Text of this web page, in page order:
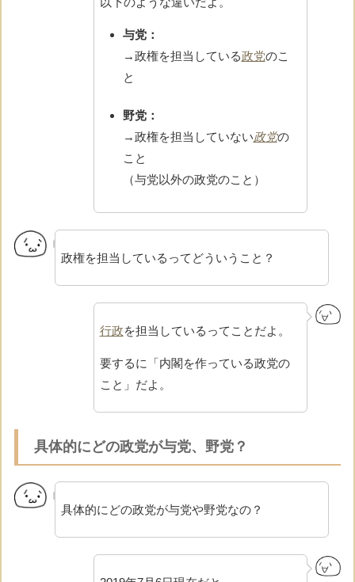
与党：
→政権を担当している政党のこ
と
野党：
→政権を担当していない政党の
こと
（与党以外の政党のこと）
政権を担当しているってどういうこと？
行政を担当しているってことだよ。
要するに「内閣を作っている政党の
こと」だよ。
具体的にどの政党が与党、野党？
具体的にどの政党が与党や野党なの？